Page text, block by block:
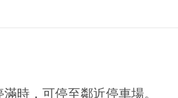
時，可停至鄰近停車場。